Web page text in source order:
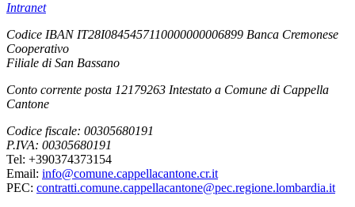
Intranet
Codice IBAN IT28I0845457110000000006899 Banca Cremonese
Cooperativo
Filiale di San Bassano
Conto corrente posta 12179263 Intestato a Comune di Cappella
Cantone
Codice fiscale: 00305680191
P.IVA: 00305680191
Tel: +390374373154
Email: info@comune.cappellacantone.cr.it
PEC: contratti.comune.cappellacantone@pec.regione.lombardia.it